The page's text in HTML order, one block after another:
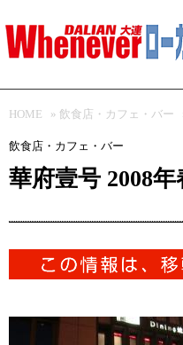
HOME » 飲食店・カフェ・バー
飲食店・カフェ・バー
華府壹号 2008